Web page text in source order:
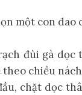
một con dao
đùi gà dọc
theo chiều
chặt dọc